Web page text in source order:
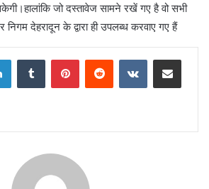
जो दस्तावेज सामने रखें गए है वो सभी
देहरादून के द्वारा ही उपलब्ध करवाए गए हैं
LinkedInTumblr PinterestReddit VKontakteShare via Email